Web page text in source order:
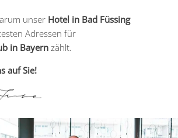
unser Hotel in Bad Füssing
Adressen für
in Bayern zählt.
auf Sie!